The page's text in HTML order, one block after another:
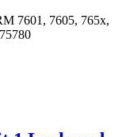
7601, 7605, 765x,